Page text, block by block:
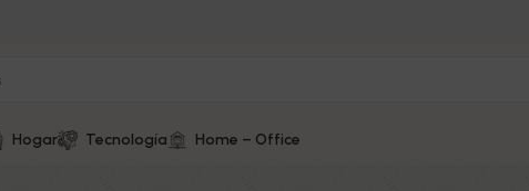
Hogar Tecnología Home – Office